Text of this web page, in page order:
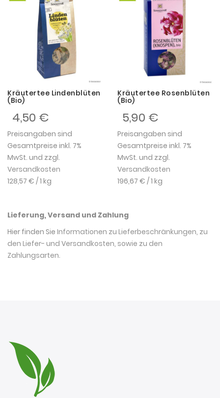
Kräutertee Lindenblüten
(Bio)
4,50 €
Preisangaben sind
Gesamtpreise inkl. 7%
MwSt. und zzgl.
Versandkosten
128,57 € / 1 kg
Kräutertee Rosenblüten
(Bio)
5,90 €
Preisangaben sind
Gesamtpreise inkl. 7%
MwSt. und zzgl.
Versandkosten
196,67 € / 1 kg
Lieferung, Versand und Zahlung
Hier finden Sie Informationen zu Lieferbeschränkungen, zu
den Liefer- und Versandkosten, sowie zu den
Zahlungsarten.